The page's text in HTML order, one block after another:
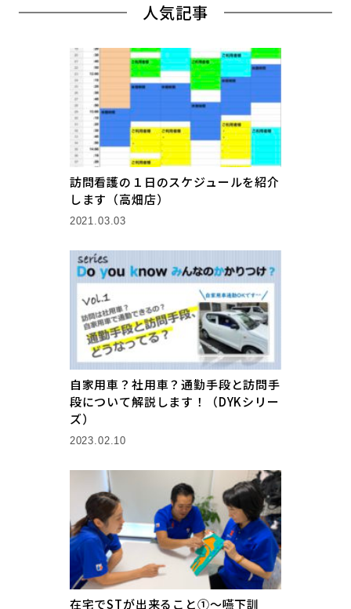
人気記事
訪問看護の１日のスケジュールを紹介
します（高畑店）
2021.03.03
自家用車？社用車？通勤手段と訪問手
段について解説します！（DYKシリー
ズ）
2023.02.10
在宅でSTが出来ること①〜嚥下訓